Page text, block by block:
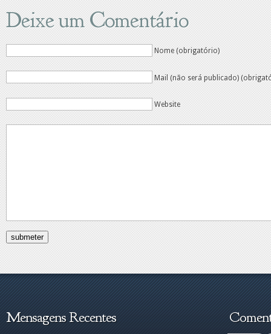
Deixe um Comentário
Nome (obrigatório)
Mail (não será publicado)
Website
Mensagens Recentes